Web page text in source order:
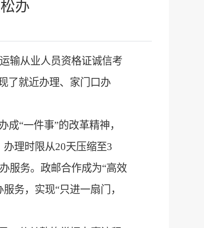
办
输从业人员资格证诚信考
了就近办理、家门口办
成“一件事”的改革精神，
办理时限从20天压缩至3
服务。政邮合作成为“高效
服务，实现“只进一扇门，